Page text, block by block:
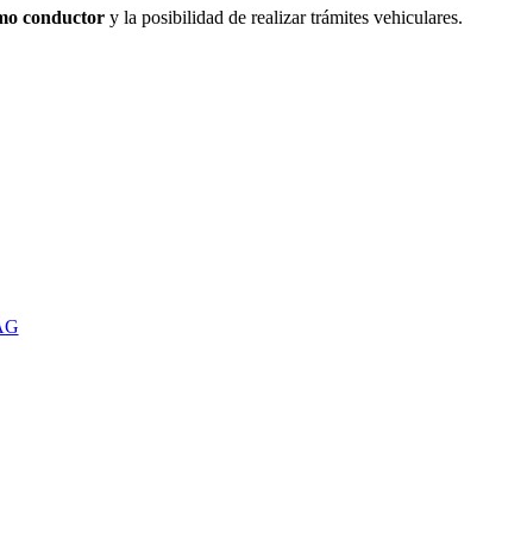
conductor y la posibilidad de realizar trámites vehiculares.